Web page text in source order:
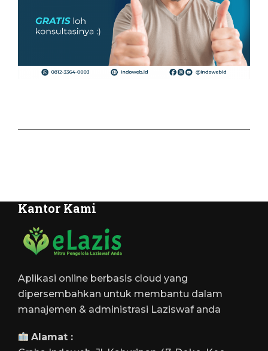
Kantor Kami
Aplikasi online berbasis cloud yang
dipersembahkan untuk membantu dalam
manajemen & administrasi Laziswaf anda
Alamat :